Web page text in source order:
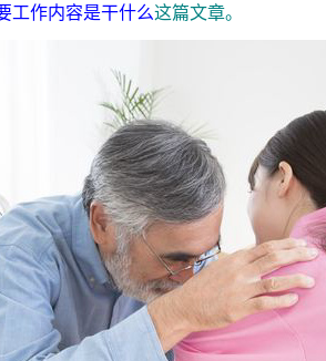
工作内容是干什么这篇文章。